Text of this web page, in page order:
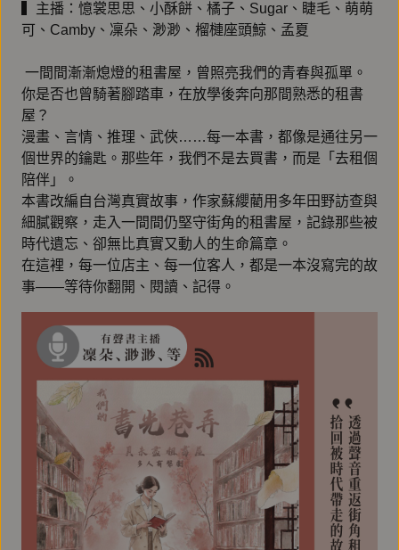
▍主播：憶裳思思、小酥餅、橘子、Sugar、睫毛、萌萌
可、Camby、凜朵、渺渺、榴槤座頭鯨、孟夏
一間間漸漸熄燈的租書屋，曾照亮我們的青春與孤單。
你是否也曾騎著腳踏車，在放學後奔向那間熟悉的租書
屋？
漫畫、言情、推理、武俠……每一本書，都像是通往另一
個世界的鑰匙。那些年，我們不是去買書，而是「去租個
陪伴」。
本書改編自台灣真實故事，作家蘇纓藺用多年田野訪查與
細膩觀察，走入一間間仍堅守街角的租書屋，記錄那些被
時代遺忘、卻無比真實又動人的生命篇章。
在這裡，每一位店主、每一位客人，都是一本沒寫完的故
事——等待你翻開、閱讀、記得。